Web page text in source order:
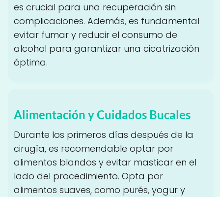
es crucial para una recuperación sin
complicaciones. Además, es fundamental
evitar fumar y reducir el consumo de
alcohol para garantizar una cicatrización
óptima.
Alimentación y Cuidados Bucales
Durante los primeros días después de la
cirugía, es recomendable optar por
alimentos blandos y evitar masticar en el
lado del procedimiento. Opta por
alimentos suaves, como purés, yogur y